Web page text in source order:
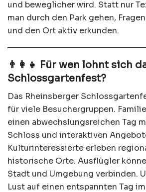
und beweglicher wird. Statt nur
man durch den Park gehen,
und den Ort aktiv erkunden.
👨‍👩‍👧 Für wen lohnt sich
Schlossgartenfest?
Das Rheinsberger
für viele Besuchergruppen.
einen abwechslungsreichen Tag
Schloss und interaktiven
Kulturinteressierte erleben
historische Orte. Ausflügler
Stadt und Umgebung verbinden.
Lust auf einen entspannten Tag